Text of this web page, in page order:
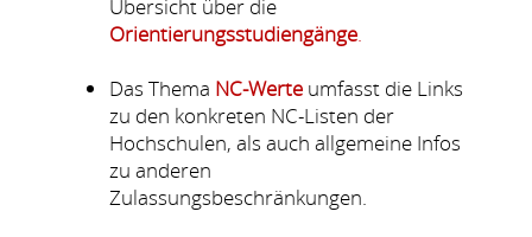
Übersicht über die
Orientierungsstudiengänge.
Das Thema NC-Werte umfasst die Links
zu den konkreten NC-Listen der
Hochschulen, als auch allgemeine Infos
zu anderen
Zulassungsbeschränkungen.